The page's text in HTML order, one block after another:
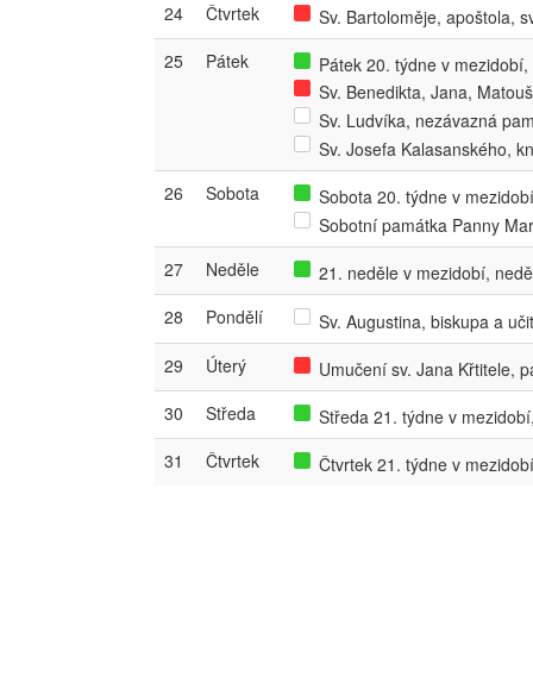
24
Čtvrtek
Sv. Bartoloměje, apoštola,
25
Pátek
Pátek 20. týdne v
Sv. Benedikta, Jana,
Sv. Ludvíka, nezávazná
Sv. Josefa Kalasanského,
26
Sobota
Sobota 20. týdne v
Sobotní památka Panny
27
Neděle
21. neděle v mezidobí,
28
Pondělí
Sv. Augustina, biskupa a
29
Úterý
Umučení sv. Jana Křtitele,
30
Středa
Středa 21. týdne v
31
Čtvrtek Čtvrtek 21. týdne v